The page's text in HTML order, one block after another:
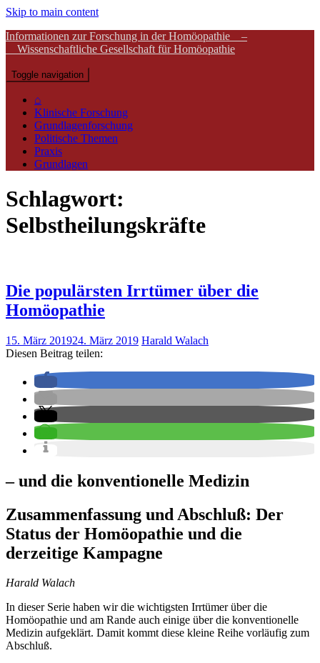
Skip to main content
Informationen zur Forschung in der Homöopathie –
Wissenschaftliche Gesellschaft für Homöopathie
Toggle navigation
⌂
Klinische Forschung
Grundlagenforschung
Politische Themen
Praxis
Grundlagen
Schlagwort:
Selbstheilungskräfte
Die populärsten Irrtümer über die
Homöopathie
15. März 201924. März 2019 Harald Walach
Diesen Beitrag teilen:
– und die konventionelle Medizin
Zusammenfassung und Abschluß: Der
Status der Homöopathie und die
derzeitige Kampagne
Harald Walach
In dieser Serie haben wir die wichtigsten Irrtümer über die
Homöopathie und am Rande auch einige über die konventionelle
Medizin aufgeklärt. Damit kommt diese kleine Reihe vorläufig zum
Abschluß.